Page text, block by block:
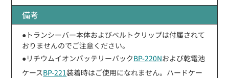
備考
●トランシーバー本体およびベルトクリップは付属されて
おりませんのでご注意ください。
●リチウムイオンバッテリーパックBP-220Nおよび乾電池
ケースBP-221装着時はご使用になれません。ハードケー